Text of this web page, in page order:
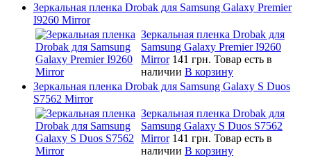
Зеркальная пленка Drobak для Samsung Galaxy Premier
I9260 Mirror
Зеркальная пленка Drobak для
Samsung Galaxy Premier I9260
Mirror 141 грн. Товар есть в
наличии В корзину
Зеркальная пленка Drobak для Samsung Galaxy S Duos
S7562 Mirror
Зеркальная пленка Drobak для
Samsung Galaxy S Duos S7562
Mirror 141 грн. Товар есть в
наличии В корзину